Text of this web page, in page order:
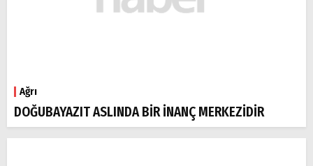
Ağrı
DOĞUBAYAZIT ASLINDA BİR İNANÇ MERKEZİDİR